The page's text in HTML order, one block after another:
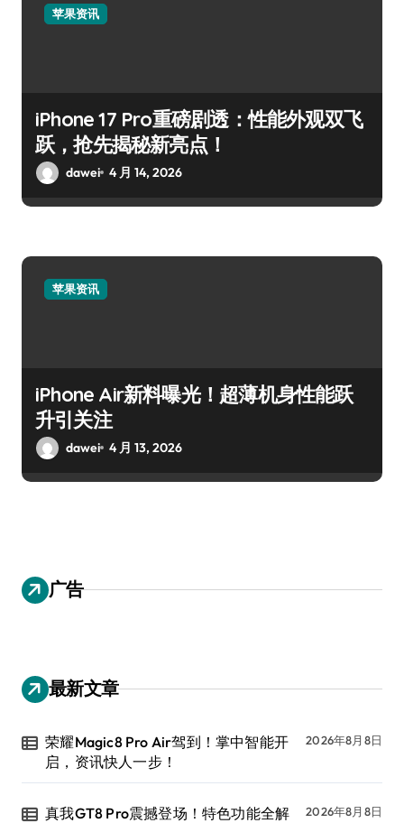
苹果资讯
iPhone 17 Pro重磅剧透：性能外观双飞
跃，抢先揭秘新亮点！
dawei 4 月 14, 2026
苹果资讯
iPhone Air新料曝光！超薄机身性能跃
升引关注
dawei 4 月 13, 2026
广告
最新文章
荣耀Magic8 Pro Air驾到！掌中智能开
启，资讯快人一步！
2026年8月8日
真我GT8 Pro震撼登场！特色功能全解
2026年8月8日